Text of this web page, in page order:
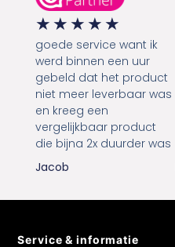
★ ★ ★ ★ ★
goede service want ik
werd binnen een uur
gebeld dat het product
niet meer leverbaar was
en kreeg een
vergelijkbaar product
die bijna 2x duurder was
Jacob
Service & informatie